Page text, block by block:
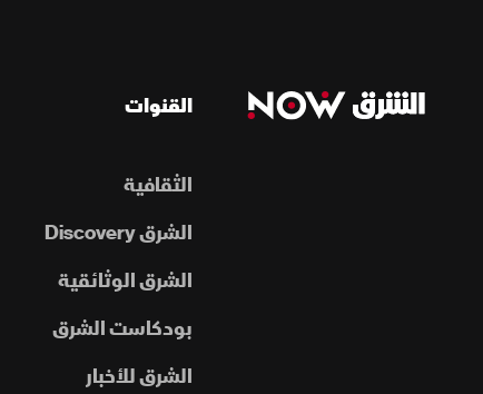
القنوات
الثقافية
الشرق Discovery
الشرق الوثائقية
بودكاست الشرق
الشرق للأخبار